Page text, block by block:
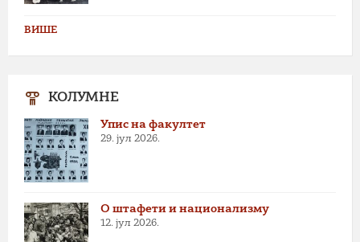
ВИШЕ
КОЛУМНЕ
Упис на факултет
29. јул 2026.
О штафети и национализму
12. јул 2026.